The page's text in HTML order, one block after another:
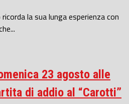
ricorda la sua lunga esperienza con
23 agosto alle
di addio al “Carotti”